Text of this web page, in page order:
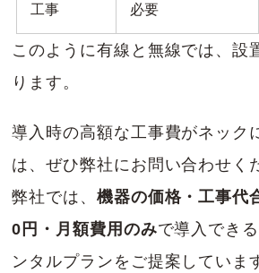
工事 必要
このように有線と無線では、設
ります。
導入時の高額な工事費がネック
は、ぜひ弊社にお問い合わせく
弊社では、 機器の価格・工事代
0円・月額費用のみで導入でき
ンタルプランをご提案していま